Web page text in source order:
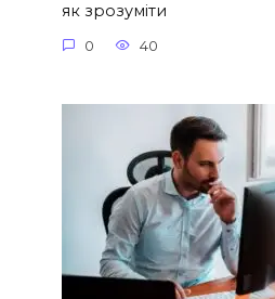
як зрозуміти
0 40